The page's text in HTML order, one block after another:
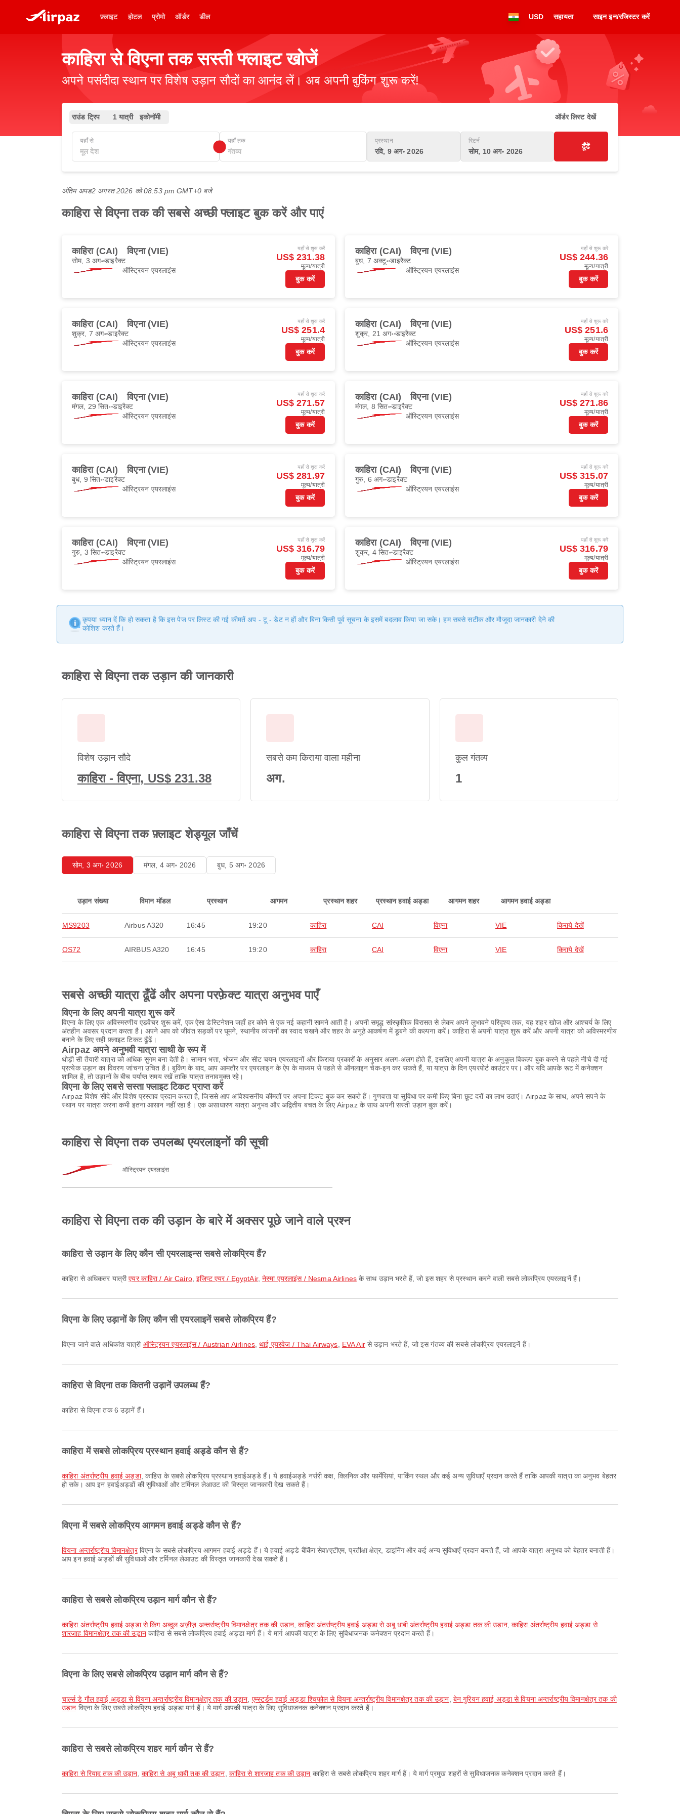
फ़्लाइट होटल प्रोमो ऑर्डर डील USD सहायता साइन इन/रजिस्टर करें
काहिरा से विएना तक सस्ती फ्लाइट खोजें
अपने पसंदीदा स्थान पर विशेष उड़ान सौदों का आनंद लें। अब अपनी बुकिंग शुरू करें!
राउंड ट्रिप 1 यात्री इकोनॉमी ऑर्डर लिस्ट देखें
यहाँ से यहाँ तक प्रस्थान
रवि, 9 अग॰ 2026
रिटर्न
सोम, 10 अग॰ 2026
ढूँढें
अंतिम अपड2 अगस्त 2026 को 08:53 pm GMT+0 बजे
काहिरा से विएना तक की सबसे अच्छी फ्लाइट बुक करें और पाएं
काहिरा (CAI) विएना (VIE)
सोम, 3 अग॰डाइरैक्ट
ऑस्ट्रियन एयरलाइंस
यहाँ से शुरू करें
US$ 231.38
मूल्य/यात्री
बुक करें
काहिरा (CAI) विएना (VIE)
बुध, 7 अक्टू॰डाइरैक्ट
ऑस्ट्रियन एयरलाइंस
यहाँ से शुरू करें
US$ 244.36
मूल्य/यात्री
बुक करें
काहिरा (CAI) विएना (VIE)
शुक्र, 7 अग॰डाइरैक्ट
ऑस्ट्रियन एयरलाइंस
यहाँ से शुरू करें
US$ 251.4
मूल्य/यात्री
बुक करें
काहिरा (CAI) विएना (VIE)
शुक्र, 21 अग॰ डाइरैक्ट
ऑस्ट्रियन एयरलाइंस
यहाँ से शुरू करें
US$ 251.6
मूल्य/यात्री
बुक करें
काहिरा (CAI) विएना (VIE)
मंगल, 29 सित॰ डाइरैक्ट
ऑस्ट्रियन एयरलाइंस
यहाँ से शुरू करें
US$ 271.57
मूल्य/यात्री
बुक करें
काहिरा (CAI) विएना (VIE)
मंगल, 8 सित॰डाइरैक्ट
ऑस्ट्रियन एयरलाइंस
यहाँ से शुरू करें
US$ 271.86
मूल्य/यात्री
बुक करें
काहिरा (CAI) विएना (VIE)
बुध, 9 सित॰डाइरैक्ट
ऑस्ट्रियन एयरलाइंस
यहाँ से शुरू करें
US$ 281.97
मूल्य/यात्री
बुक करें
काहिरा (CAI) विएना (VIE)
गुरु, 6 अग॰डाइरैक्ट
ऑस्ट्रियन एयरलाइंस
यहाँ से शुरू करें
US$ 315.07
मूल्य/यात्री
बुक करें
काहिरा (CAI) विएना (VIE)
गुरु, 3 सित॰डाइरैक्ट
ऑस्ट्रियन एयरलाइंस
यहाँ से शुरू करें
US$ 316.79
मूल्य/यात्री
बुक करें
काहिरा (CAI) विएना (VIE)
शुक्र, 4 सित॰डाइरैक्ट
ऑस्ट्रियन एयरलाइंस
यहाँ से शुरू करें
US$ 316.79
मूल्य/यात्री
बुक करें
कृपया ध्यान दें कि हो सकता है कि इस पेज पर लिस्ट की गई कीमतें अप - टू - डेट न हों और बिना किसी पूर्व सूचना के इसमें बदलाव किया जा सके। हम सबसे सटीक और मौजूदा जानकारी देने की
कोशिश करते हैं।
काहिरा से विएना तक उड़ान की जानकारी
विशेष उड़ान सौदे
काहिरा - विएना, US$ 231.38
सबसे कम किराया वाला महीना
अग.
कुल गंतव्य
1
काहिरा से विएना तक फ़्लाइट शेड्यूल जाँचें
सोम, 3 अग॰ 2026 मंगल, 4 अग॰ 2026 बुध, 5 अग॰ 2026
उड़ान संख्या विमान मॉडल प्रस्थान आगमन प्रस्थान शहर प्रस्थान हवाई अड्डा आगमन शहर आगमन हवाई अड्डा
MS9203 Airbus A320 16:45 19:20 काहिरा CAI विएना VIE किराये देखें
OS72 AIRBUS A320 16:45 19:20 काहिरा CAI विएना VIE किराये देखें
सबसे अच्छी यात्रा ढूँढें और अपना परफ़ेक्ट यात्रा अनुभव पाएँ
विएना के लिए अपनी यात्रा शुरू करें
विएना के लिए एक अविस्मरणीय एडवेंचर शुरू करें, एक ऐसा डेस्टिनेशन जहाँ हर कोने से एक नई कहानी सामने आती है। अपनी समृद्ध सांस्कृतिक विरासत से लेकर अपने लुभावने परिदृश्य तक, यह शहर खोज और आश्चर्य के लिए
अंतहीन अवसर प्रदान करता है। अपने आप को जीवंत सड़कों पर घूमने, स्थानीय व्यंजनों का स्वाद चखने और शहर के अनूठे आकर्षण में डूबने की कल्पना करें। काहिरा से अपनी यात्रा शुरू करें और अपनी यात्रा को अविस्मरणीय
बनाने के लिए सही फ़्लाइट टिकट ढूँढ़ें।
Airpaz अपने अनुभवी यात्रा साथी के रूप में
थोड़ी सी तैयारी यात्रा को अधिक सुगम बना देती है। सामान भत्ता, भोजन और सीट चयन एयरलाइनों और किराया प्रकारों के अनुसार अलग-अलग होते हैं, इसलिए अपनी यात्रा के अनुकूल विकल्प बुक करने से पहले नीचे दी गई
प्रत्येक उड़ान का विवरण जांचना उचित है। बुकिंग के बाद, आप आमतौर पर एयरलाइन के ऐप के माध्यम से पहले से ऑनलाइन चेक-इन कर सकते हैं, या यात्रा के दिन एयरपोर्ट काउंटर पर। और यदि आपके रूट में कनेक्शन
शामिल है, तो उड़ानों के बीच पर्याप्त समय रखें ताकि यात्रा तनावमुक्त रहे।
विएना के लिए सबसे सस्ता फ्लाइट टिकट प्राप्त करें
Airpaz विशेष सौदे और विशेष प्रस्ताव प्रदान करता है, जिससे आप अविश्वसनीय कीमतों पर अपना टिकट बुक कर सकते हैं। गुणवत्ता या सुविधा पर कमी किए बिना छूट दरों का लाभ उठाएं। Airpaz के साथ, अपने सपने के
स्थान पर यात्रा करना कभी इतना आसान नहीं रहा है। एक असाधारण यात्रा अनुभव और अद्वितीय बचत के लिए Airpaz के साथ अपनी सस्ती उड़ान बुक करें।
काहिरा से विएना तक उपलब्ध एयरलाइनों की सूची
ऑस्ट्रियन एयरलाइंस
काहिरा से विएना तक की उड़ान के बारे में अक्सर पूछे जाने वाले प्रश्न
काहिरा से उड़ान के लिए कौन सी एयरलाइन्स सबसे लोकप्रिय हैं?
काहिरा से अधिकतर यात्रीएयर काहिरा / Air Cairo,इजिप्ट एयर / EgyptAir,नेस्मा एयरलाइंस / Nesma Airlinesके साथ उड़ान भरते हैं, जो इस शहर से प्रस्थान करने वाली सबसे लोकप्रिय एयरलाइनें हैं।
विएना के लिए उड़ानों के लिए कौन सी एयरलाइनें सबसे लोकप्रिय हैं?
विएना जाने वाले अधिकांश यात्री ऑस्ट्रियन एयरलाइंस / Austrian Airlines ,थाई एयरवेज / Thai Airways EVA Airसे उड़ान भरते हैं, जो इस गंतव्य की सबसे लोकप्रिय एयरलाइनें हैं।
काहिरा से विएना तक कितनी उड़ानें उपलब्ध हैं?
काहिरा से विएना तक 6 उड़ानें हैं।
काहिरा में सबसे लोकप्रिय प्रस्थान हवाई अड्डे कौन से हैं?
काहिरा अंतर्राष्ट्रीय हवाई अड्डा, काहिरा के सबसे लोकप्रिय प्रस्थान हवाईअड्डे हैं। ये हवाईअड्डे नर्सरी कक्ष, क्लिनिक और फार्मेसियां, पार्किंग स्थल और कई अन्य सुविधाएँ प्रदान करते हैं ताकि आपकी यात्रा का अनुभव बेहतर
हो सके। आप इन हवाईअड्डों की सुविधाओं और टर्मिनल लेआउट की विस्तृत जानकारी देख सकते हैं।
विएना में सबसे लोकप्रिय आगमन हवाई अड्डे कौन से हैं?
वियना अन्तर्राष्ट्रीय विमानक्षेत्रविएना के सबसे लोकप्रिय आगमन हवाई अड्डे हैं। ये हवाई अड्डे बैंकिंग सेवा/एटीएम, प्रतीक्षा क्षेत्र, डाइनिंग और कई अन्य सुविधाएँ प्रदान करते हैं, जो आपके यात्रा अनुभव को बेहतर बनाती हैं।
आप इन हवाई अड्डों की सुविधाओं और टर्मिनल लेआउट की विस्तृत जानकारी देख सकते हैं।
काहिरा से सबसे लोकप्रिय उड़ान मार्ग कौन से हैं?
काहिरा अंतर्राष्ट्रीय हवाई अड्डा से किंग अब्दुल अज़ीज़ अन्तर्राष्ट्रीय विमानक्षेत्र तक की उड़ान ,काहिरा अंतर्राष्ट्रीय हवाई अड्डा से अबू धाबी अंतर्राष्ट्रीय हवाई अड्डा तक की उड़ान, काहिरा अंतर्राष्ट्रीय हवाई अड्डा से
शारजाह विमानक्षेत्र तक की उड़ानकाहिरा से सबसे लोकप्रिय हवाई अड्डा मार्ग हैं। ये मार्ग आपकी यात्रा के लिए सुविधाजनक कनेक्शन प्रदान करते हैं।
विएना के लिए सबसे लोकप्रिय उड़ान मार्ग कौन से हैं?
चार्ल्स डे गौल हवाई अड्डा से वियना अन्तर्राष्ट्रीय विमानक्षेत्र तक की उड़ान एम्स्टर्डम हवाई अड्डा श्चिफोल से वियना अन्तर्राष्ट्रीय विमानक्षेत्र तक की उड़ान बेन गुरियन हवाई अड्डा से वियना अन्तर्राष्ट्रीय विमानक्षेत्र तक की
उड़ान विएना के लिए सबसे लोकप्रिय हवाई अड्डा मार्ग हैं। ये मार्ग आपकी यात्रा के लिए सुविधाजनक कनेक्शन प्रदान करते हैं।
काहिरा से सबसे लोकप्रिय शहर मार्ग कौन से हैं?
काहिरा से रियाद तक की उड़ान काहिरा से अबू धाबी तक की उड़ान काहिरा से शारजाह तक की उड़ान काहिरा से सबसे लोकप्रिय शहर मार्ग हैं। ये मार्ग प्रमुख शहरों से सुविधाजनक कनेक्शन प्रदान करते हैं।